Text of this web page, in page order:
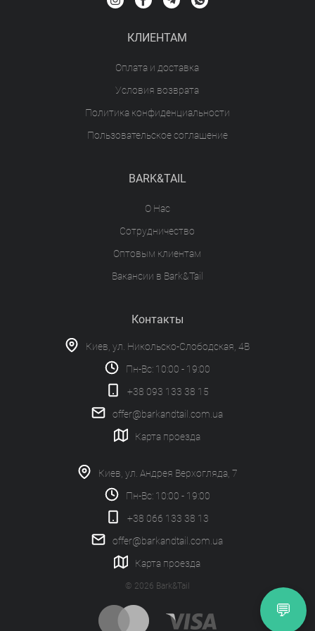
КЛИЕНТАМ
Оплата и доставка
Условия возврата
Политика конфиденциальности
Пользовательское соглашение
BARK&TAIL
О Нас
Сотрудничество
Оптовым клиентам
Вакансии в Bark&Tail
Контакты
Киев, ул. Никольско-Слободская, 4В
Пн-Вс: 10:00 - 19:00
+38 093 133 38 15
offer@barkandtail.com.ua
Карта проезда
Киев, ул. Андрея Верхогляда, 7
Пн-Вс: 10:00 - 19:00
+38 066 133 38 13
offer@barkandtail.com.ua
Карта проезда
© 2026 Bark&Tail
💬